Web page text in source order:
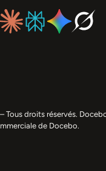
droits réservés.
de Docebo.